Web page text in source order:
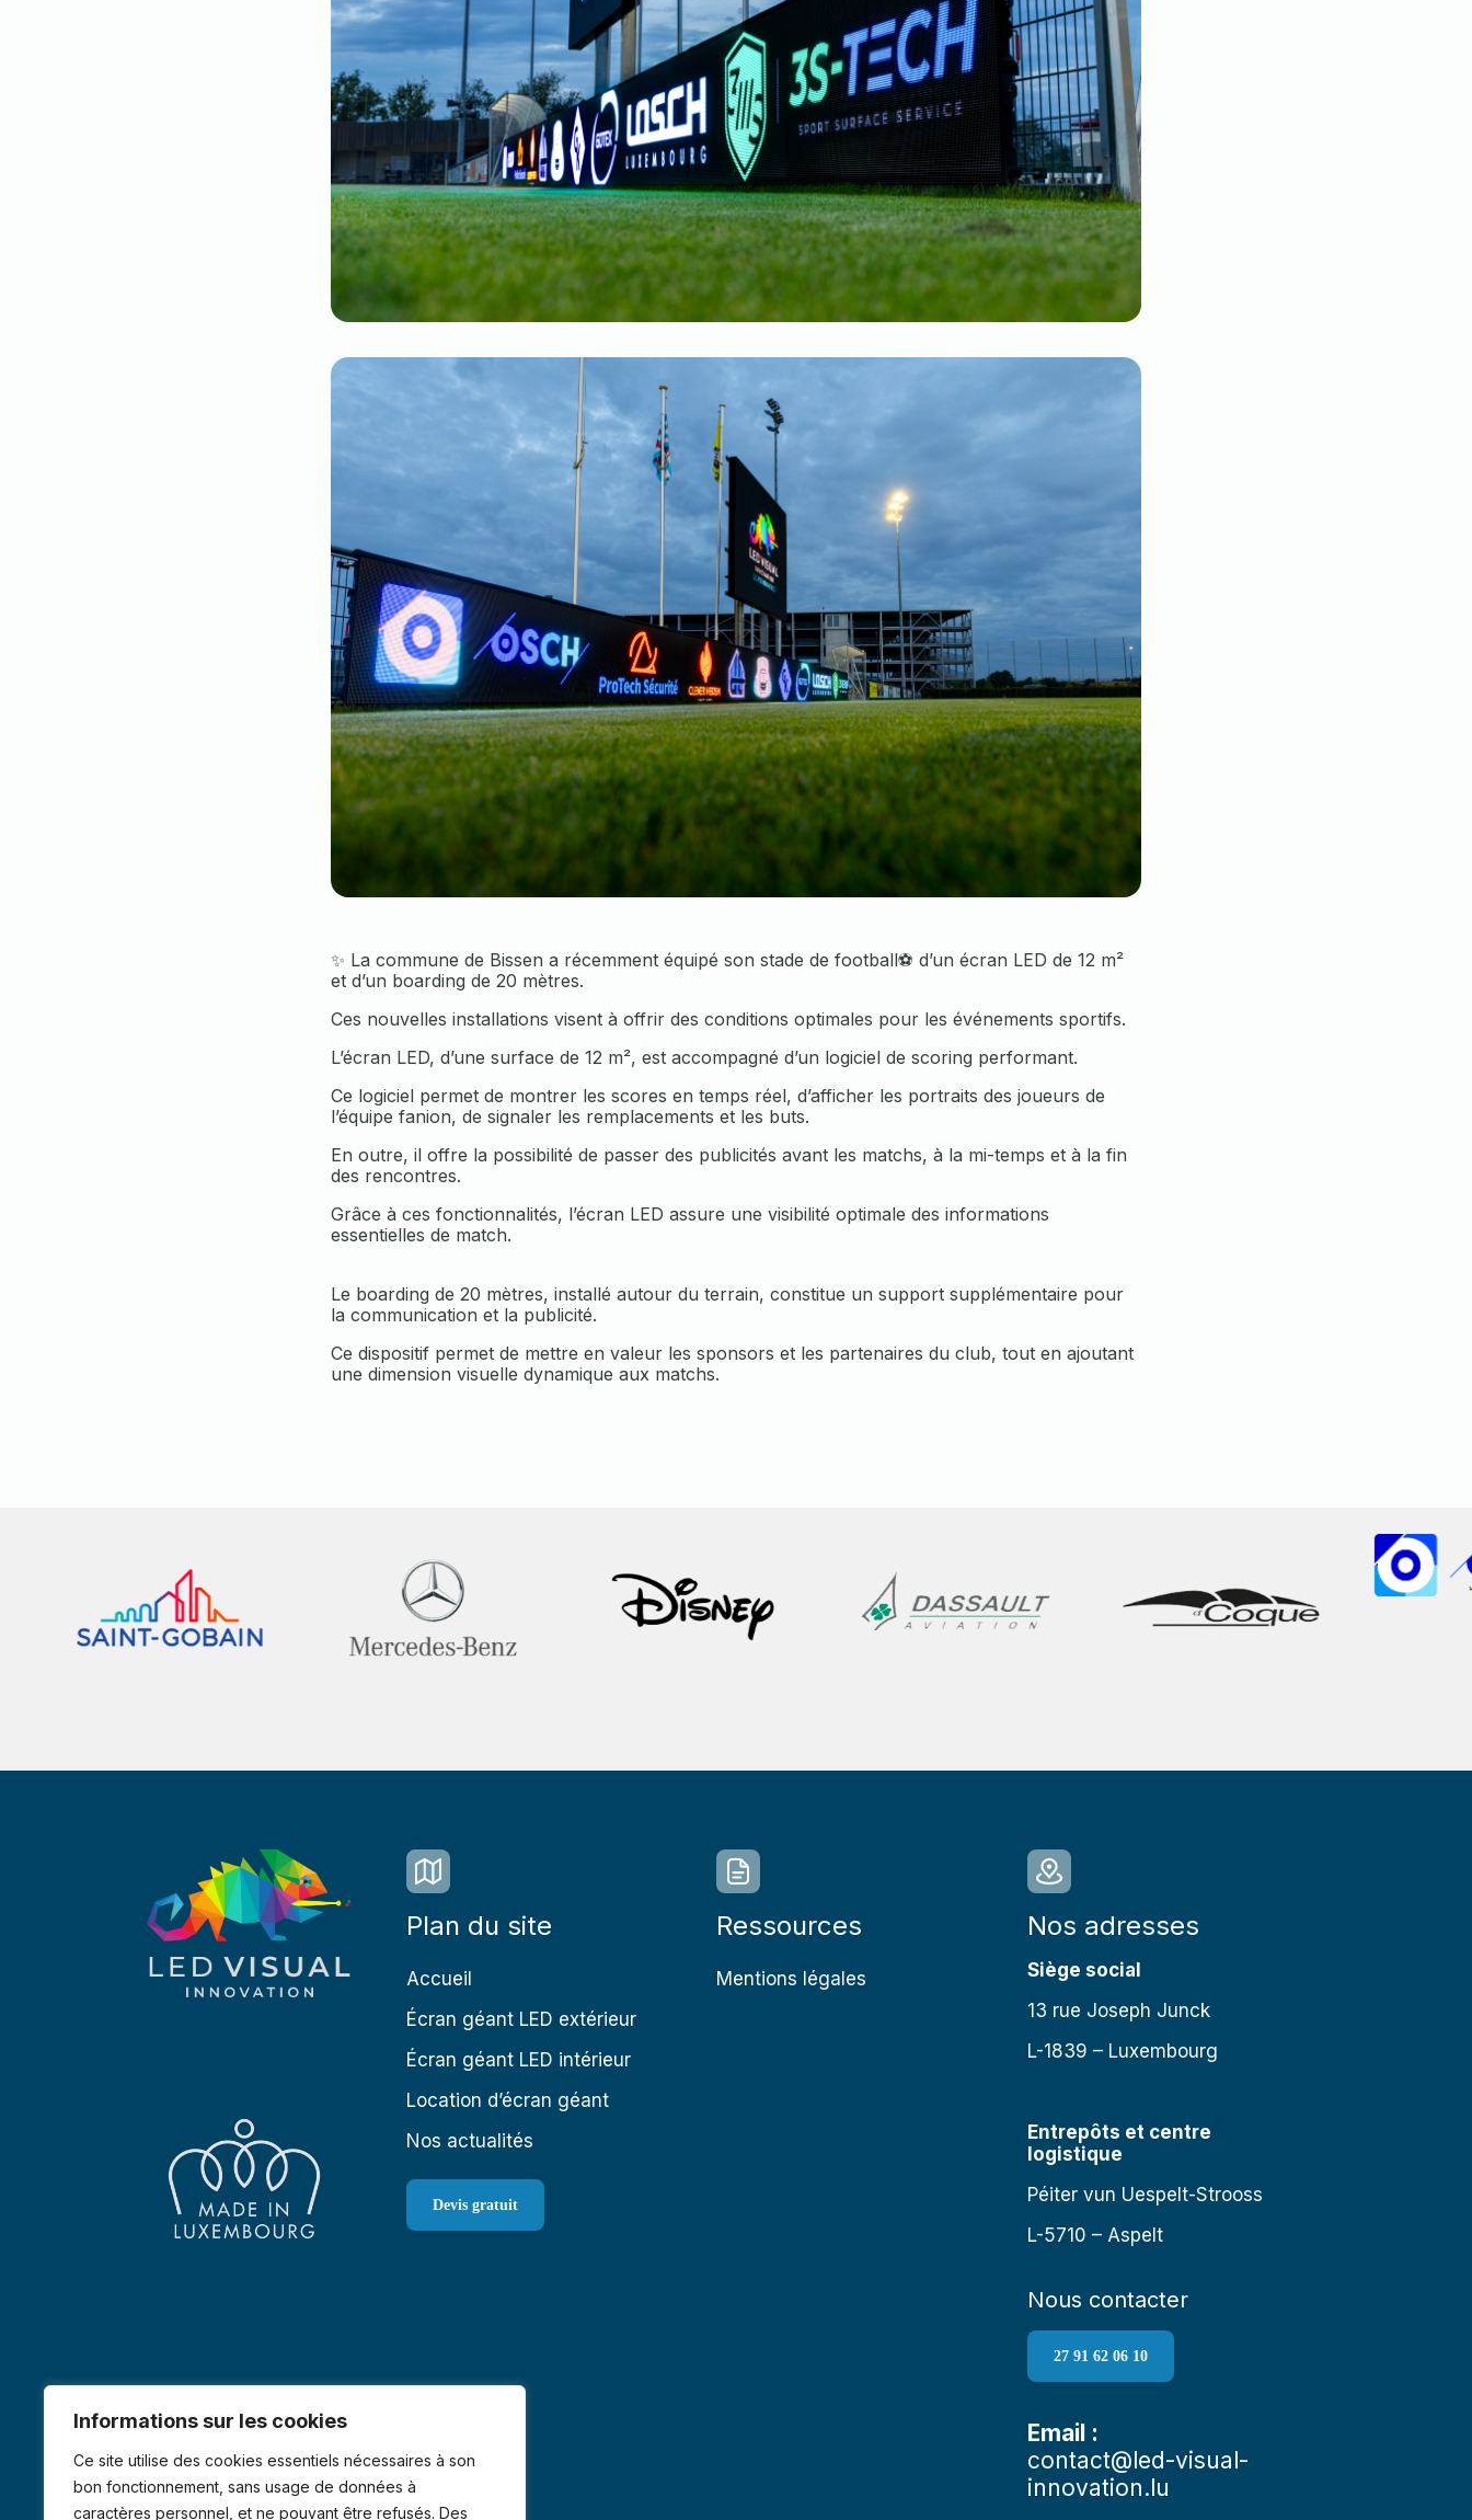
Informations sur les cookies
Ce site utilise des cookies essentiels nécessaires à son
bon fonctionnement, sans usage de données à
caractères personnel, et ne pouvant être refusés. Des
✨ La commune de Bissen a récemment équipé son stade de football⚽️ d’un écran LED de 12 m²
et d’un boarding de 20 mètres.
Ces nouvelles installations visent à offrir des conditions optimales pour les événements sportifs.
L’écran LED, d’une surface de 12 m², est accompagné d’un logiciel de scoring performant.
Ce logiciel permet de montrer les scores en temps réel, d’afficher les portraits des joueurs de
l’équipe fanion, de signaler les remplacements et les buts.
En outre, il offre la possibilité de passer des publicités avant les matchs, à la mi-temps et à la fin
des rencontres.
Grâce à ces fonctionnalités, l’écran LED assure une visibilité optimale des informations
essentielles de match.
Le boarding de 20 mètres, installé autour du terrain, constitue un support supplémentaire pour
la communication et la publicité.
Ce dispositif permet de mettre en valeur les sponsors et les partenaires du club, tout en ajoutant
une dimension visuelle dynamique aux matchs.
Plan du site
Accueil
Écran géant LED extérieur
Écran géant LED intérieur
Location d’écran géant
Nos actualités
Devis gratuit
Ressources
Mentions légales
Nos adresses
Siège social
13 rue Joseph Junck
L-1839 – Luxembourg
Entrepôts et centre
logistique
Péiter vun Uespelt-Strooss
L-5710 – Aspelt
Nous contacter
27 91 62 06 10
Email :
contact@led-visual-
innovation.lu